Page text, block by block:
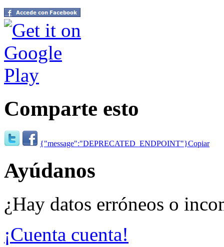
Comparte esto
{"message":"DEPRECATED_ENDPOINT"}Copiar
Ayúdanos
¿Hay datos erróneos o
¡Cuenta cuenta!